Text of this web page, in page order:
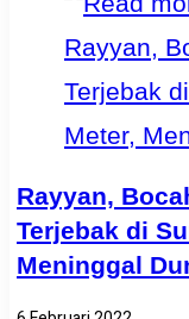
Rayyan,
Terjebak di
Meninggal